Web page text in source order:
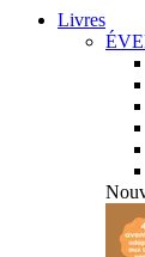
Livres